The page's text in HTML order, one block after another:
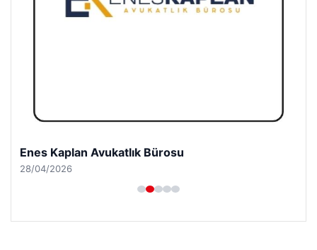
Enes Kaplan Avukatlık Bürosu
28/04/2026